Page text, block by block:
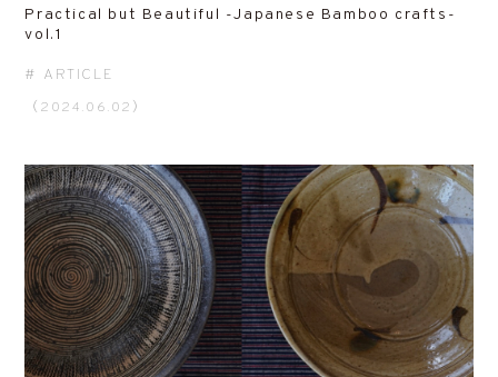
Practical but Beautiful -Japanese Bamboo crafts-
vol.1
ARTICLE
（2024.06.02）